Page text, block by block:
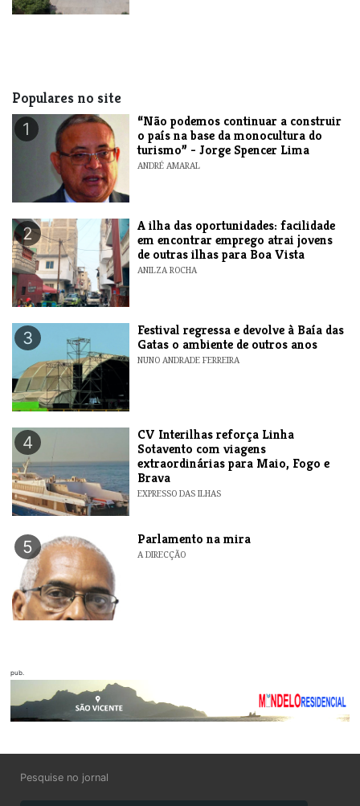
Populares no site
1
“Não podemos continuar a construir
o país na base da monocultura do
turismo” - Jorge Spencer Lima
ANDRÉ AMARAL
2
A ilha das oportunidades: facilidade
em encontrar emprego atrai jovens
de outras ilhas para Boa Vista
ANILZA ROCHA
3
Festival regressa e devolve à Baía das
Gatas o ambiente de outros anos
NUNO ANDRADE FERREIRA
4
​CV Interilhas reforça Linha
Sotavento com viagens
extraordinárias para Maio, Fogo e
Brava
EXPRESSO DAS ILHAS
5 Parlamento na mira
A DIRECÇÃO
pub.
Pesquise no jornal